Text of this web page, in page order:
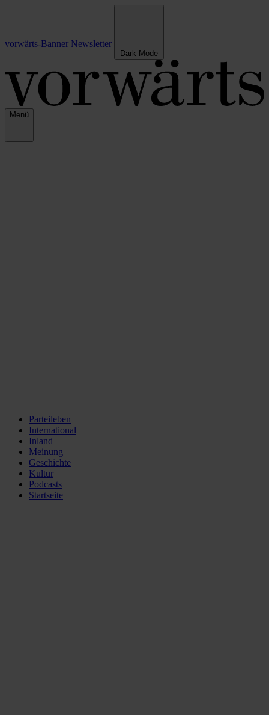
vorwärts-Banner Newsletter
Dark Mode
Menü
Parteileben
International
Inland
Meinung
Geschichte
Kultur
Podcasts
Startseite